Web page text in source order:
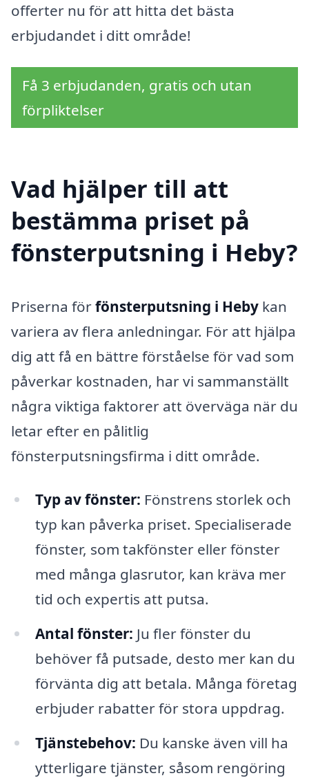
offerter nu för att hitta det bästa
erbjudandet i ditt område!
Få 3 erbjudanden, gratis och utan
förpliktelser
Vad hjälper till att
bestämma priset på
fönsterputsning i Heby?
Priserna förfönsterputsning i Heby kan
variera av flera anledningar. För att hjälpa
dig att få en bättre förståelse för vad som
påverkar kostnaden, har vi sammanställt
några viktiga faktorer att överväga när du
letar efter en pålitlig
fönsterputsningsfirma i ditt område.
Typ av fönster: Fönstrens storlek och
typ kan påverka priset. Specialiserade
fönster, som takfönster eller fönster
med många glasrutor, kan kräva mer
tid och expertis att putsa.
Antal fönster: Ju fler fönster du
behöver få putsade, desto mer kan du
förvänta dig att betala. Många företag
erbjuder rabatter för stora uppdrag.
Tjänstebehov: Du kanske även vill ha
ytterligare tjänster, såsom rengöring